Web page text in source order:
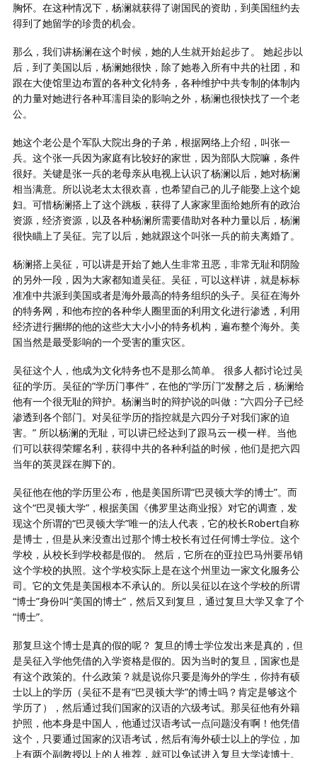
胸怀。在这种情况下，杨澜就获得了谢国民的资助，到美国纽约去
得到了她留学的珍贵的机会。
那么，我们讲杨澜在这个时候，她的人生就开始起步了。 她起步以
后，到了美国以后，杨澜她很快，除了她卷入所有中共的社团，和
跟在大使馆里边布置的各种文化特务，各种维护中共专制的体制内
的力量对她进行各种耳濡目染的影响之外，杨澜也很快找了一个老
公。
她这个老公是个军队大院出身的子弟，根据网络上介绍，叫张一
兵。这个张一兵因为家庭有比较好的家世，因为部队大院嘛，条件
很好。关键是张一兵的老母亲从电视上认识了杨澜以后，她对杨澜
相当满意。所以说老太太很欢喜，也希望自己的儿子能娶上这个媳
妇。可惜杨澜搭上了这个跳板，获得了人家家里面给她所有的政治
资源，经济资源，以及各种杨澜所需要借助对各种力量以后，杨澜
很快瞄上了吴征。完了以后，她就跟这个叫张一兵的前夫离婚了。
杨澜搭上吴征，可以讲是开始了她人生非常丑恶，非常无耻和阴险
的另外一段，因为大家都知道吴征。吴征，可以这样讲，就是标标
准准中共派到美国或者是海外最高的特务组织的头子。吴征在海外
的特务网，和他布控的各种华人圈里面的利用文化进行渗透，利用
经济进行捆绑的他的这些大大小小的特务机构，遍布整个海外。美
国当然是最受影响的一个受害的重灾区。
吴征这个人，他成为文化特务也不是那么简单。 很多人都讨论过吴
征的学历。吴征的“学历门事件“，在他的“学历门”发酵之后，杨澜给
他有一个很无耻的辩护。杨澜当时的辩护说的叫做：“六四分子已经
渗透到各个部门。对吴征学历的指控就是六四分子对我们家的迫
害。” 所以杨澜的无耻，可以讲已经达到了跟马云一模一样。当他
们可以获得荣耀名利，获得中共的各种利益的时候，他们是把六四
当年的英灵踩在脚下的。
吴征他在他的学历里公布，他是美国所谓“巴灵顿大学的博士”。而
这个“巴灵顿大学”，根据美国《佛罗里达商业报》对它的调查，发
现这个所谓的“巴灵顿大学”唯一的法人代表，它的校长Robert自称
是博士，但是从来没查出过那个博士校长有过任何博士学位。这个
学校，从校长到学校都是假的。 然后，它所在的亚拉巴马州要吊销
这个学校的执照。这个学校实际上是在这个州里边一家文化服务公
司。它的文凭是美国根本不承认的。所以吴征以在这个学校的所谓
“博士”身份叫“美国的博士”，然后又到复旦，通过复旦大学又拿了个
“博士”。
那复旦这个博士是真的假的呢？ 复旦的博士学位发出来是真的，但
是吴征入学他凭借的入学资格是假的。因为当时的复旦，国家也是
有这个政策的。什么政策？就是说你只要是海外的学生，你持有硕
士以上的学历（吴征不是有“巴灵顿大学”的博士吗？肯定是够这个
学历了），然后通过我们国家的汉语的六级考试。那吴征他有外籍
护照，他本身是中国人，他通过汉语考试一点问题没有啊！他凭借
这个，只要通过国家的汉语考试，然后有海外硕士以上的学位，加
上有两个副教授以上的人推荐，就可以免试进入复旦大学读博士。